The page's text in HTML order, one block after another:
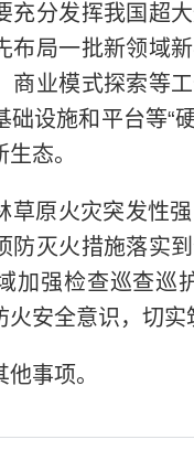
充分发挥我国超
布局一批新领域
商业模式探索等
础设施和平台等“
态。
草原火灾突发性
防灭火措施落实
加强检查巡查巡
火安全意识，切
事项。